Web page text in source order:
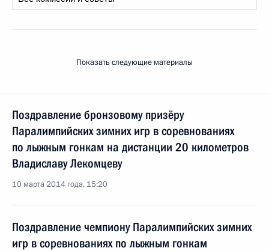
Показать следующие материалы
Поздравление бронзовому призёру
Паралимпийских зимних игр в соревнованиях
по лыжным гонкам на дистанции 20 километров
Владиславу Лекомцеву
10 марта 2014 года, 15:20
Поздравление чемпиону Паралимпийских зимних
игр в соревнованиях по лыжным гонкам